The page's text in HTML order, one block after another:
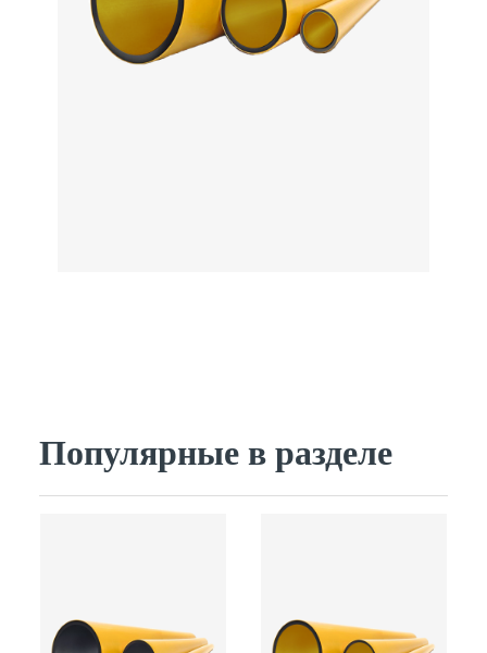
Популярные в разделе